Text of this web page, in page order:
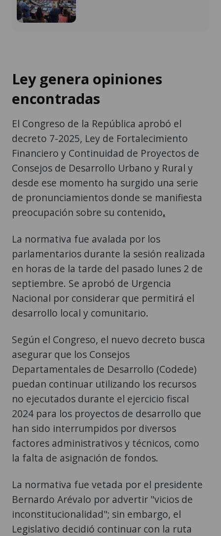
Ley genera opiniones
encontradas
El Congreso de la República aprobó el
decreto 7-2025, Ley de Fortalecimiento
Financiero y Continuidad de Proyectos de
Consejos de Desarrollo Urbano y Rural y
desde ese momento ha surgido una serie
de pronunciamientos donde se manifiesta
preocupación sobre su contenido.
La normativa fue avalada por los
parlamentarios durante la sesión realizada
en horas de la tarde del pasado lunes 2 de
septiembre. Se aprobó de Urgencia
Nacional por considerar que permitirá el
desarrollo local y comunitario.
Según el Congreso, el nuevo decreto busca
asegurar que los Consejos
Departamentales de Desarrollo (Codede)
puedan continuar utilizando los recursos
no ejecutados durante el ejercicio fiscal
2024 para los proyectos de desarrollo que
han sido interrumpidos por diversos
factores administrativos y técnicos, como
la falta de asignación de fondos.
La normativa fue vetada por el presidente
Bernardo Arévalo por advertir "vicios de
inconstitucionalidad"; sin embargo, el
Legislativo decidió continuar con la ruta